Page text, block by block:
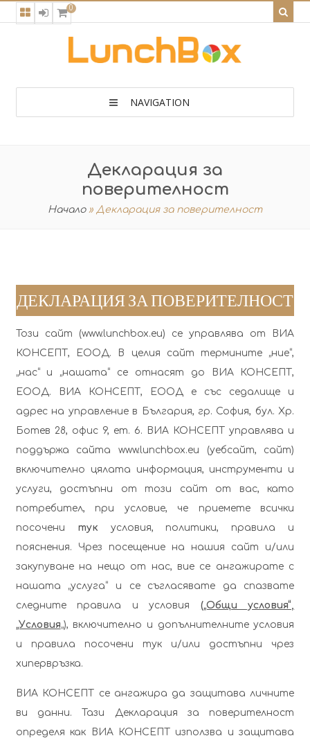
0
NAVIGATION
Декларация за
поверителност
Начало » Декларация за поверителност
ДЕКЛАРАЦИЯ ЗА ПОВЕРИТЕЛНОСТ
Този сайт (www.lunchbox.eu) се управлява от ВИА
КОНСЕПТ, ЕООД. В целия сайт термините „ние“,
„нас“ и „нашата“ се отнасят до ВИА КОНСЕПТ,
ЕООД. ВИА КОНСЕПТ, ЕООД е със седалище и
адрес на управление в България, гр. София, бул. Хр.
Ботев 28, офис 9, ет. 6. ВИА КОНСЕПТ управлява и
поддържа сайта www.lunchbox.eu (уебсайт, сайт)
включително цялата информация, инструменти и
услуги, достъпни от този сайт от вас, като
потребител, при условие, че приемете всички
посочени тук условия, политики, правила и
пояснения. Чрез посещение на нашия сайт и/или
закупуване на нещо от нас, вие се ангажирате с
нашата „услуга“ и се съгласявате да спазвате
следните правила и условия („Общи условия“,
„Условия„), включително и допълнителните условия
и правила посочени тук и/или достъпни чрез
хипервръзка.
ВИА КОНСЕПТ се ангажира да защитава личните
ви данни. Тази Декларация за поверителност
определя как ВИА КОНСЕПТ използва и защитава